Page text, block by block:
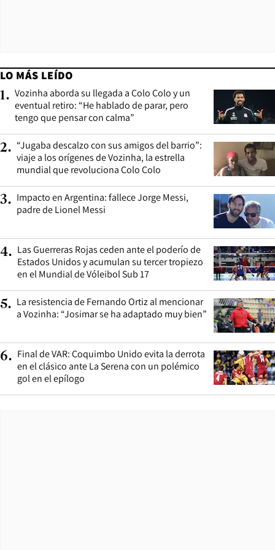
LO MÁS LEÍDO
1. Vozinha aborda su llegada a Colo Colo y un
eventual retiro: “He hablado de parar, pero
tengo que pensar con calma”
2. “Jugaba descalzo con sus amigos del barrio”:
viaje a los orígenes de Vozinha, la estrella
mundial que revoluciona Colo Colo
3. Impacto en Argentina: fallece Jorge Messi,
padre de Lionel Messi
4. Las Guerreras Rojas ceden ante el poderío de
Estados Unidos y acumulan su tercer tropiezo
en el Mundial de Vóleibol Sub 17
5. La resistencia de Fernando Ortiz al mencionar
a Vozinha: “Josimar se ha adaptado muy bien”
6. Final de VAR: Coquimbo Unido evita la derrota
en el clásico ante La Serena con un polémico
gol en el epílogo